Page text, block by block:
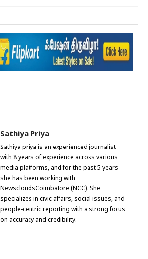
Sathiya Priya
Sathiya priya is an experienced journalist
with 8 years of experience across various
media platforms, and for the past 5 years
she has been working with
NewscloudsCoimbatore (NCC). She
specializes in civic affairs, social issues, and
people-centric reporting with a strong focus
on accuracy and credibility.